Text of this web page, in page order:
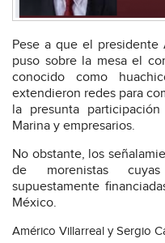
Pese a que el presidente
puso sobre la mesa el
conocido como
extendieron redes para
la presunta
Marina y empresarios.
No obstante, los
de morenistas
supuestamente
México.
Américo Villarreal y Sergio